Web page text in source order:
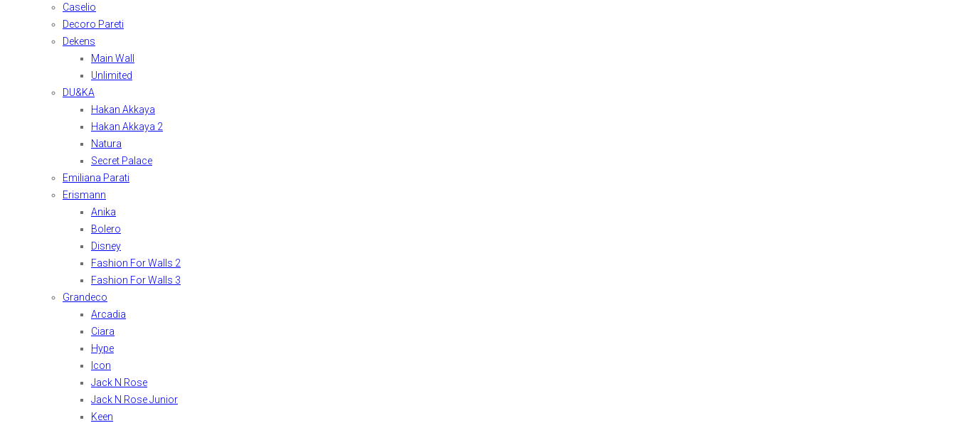
Caselio
Decoro Pareti
Dekens
Main Wall
Unlimited
DU&KA
Hakan Akkaya
Hakan Akkaya 2
Natura
Secret Palace
Emiliana Parati
Erismann
Anika
Bolero
Disney
Fashion For Walls 2
Fashion For Walls 3
Grandeco
Arcadia
Ciara
Hype
Icon
Jack N Rose
Jack N Rose Junior
Keen